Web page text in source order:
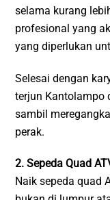
selama kurang
profesional yang
yang diperlukan
Selesai dengan
terjun Kantolampo
sambil
perak.
2. Sepeda Quad
Naik sepeda quad